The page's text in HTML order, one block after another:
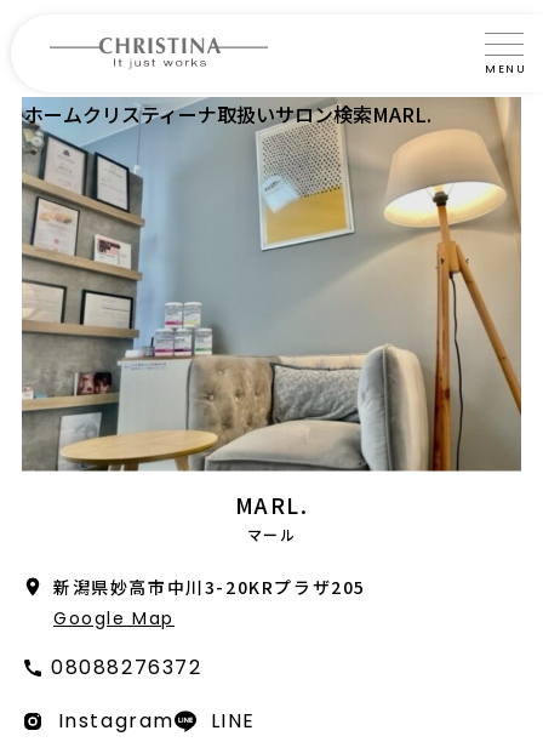
MENU
クリスティーナについて
製品について
製品の使い方
サロントリートメント
サロン検索
よくあるご質問
認定インストラクター・トレーナー紹介
採用情報
製品導入について
お問い合わせ
ホームクリスティーナ取扱いサロン検索MARL.
MARL.
マール
新潟県妙高市中川3-20KRプラザ205
Google Map
08088276372
Instagram
LINE